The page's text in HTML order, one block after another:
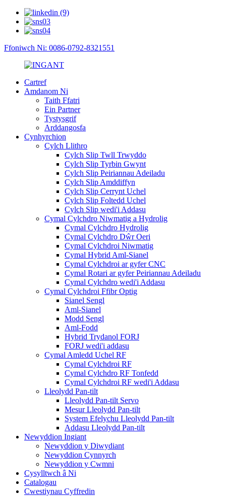
Ffoniwch Ni: 0086-0792-8321551
Cartref
Amdanom Ni
Taith Ffatri
Ein Partner
Tystysgrif
Arddangosfa
Cynhyrchion
Cylch Llithro
Cylch Slip Twll Trwyddo
Cylch Slip Tyrbin Gwynt
Cylch Slip Peiriannau Adeiladu
Cylch Slip Amddiffyn
Cylch Slip Cerrynt Uchel
Cylch Slip Foltedd Uchel
Cylch Slip wedi'i Addasu
Cymal Cylchdro Niwmatig a Hydrolig
Cymal Cylchdro Hydrolig
Cymal Cylchdro Dŵr Oeri
Cymal Cylchdroi Niwmatig
Cymal Hybrid Aml-Sianel
Cymal Cylchdroi ar gyfer CNC
Cymal Rotari ar gyfer Peiriannau Adeiladu
Cymal Cylchdro wedi'i Addasu
Cymal Cylchdroi Ffibr Optig
Sianel Sengl
Aml-Sianel
Modd Sengl
Aml-Fodd
Hybrid Trydanol FORJ
FORJ wedi'i addasu
Cymal Amledd Uchel RF
Cymal Cylchdroi RF
Cymal Cylchdro RF Tonfedd
Cymal Cylchdroi RF wedi'i Addasu
Lleolydd Pan-tilt
Lleolydd Pan-tilt Servo
Mesur Lleolydd Pan-tilt
System Efelychu Lleolydd Pan-tilt
Addasu Lleolydd Pan-tilt
Newyddion Ingiant
Newyddion y Diwydiant
Newyddion Cynnyrch
Newyddion y Cwmni
Cysylltwch â Ni
Catalogau
Cwestiynau Cyffredin